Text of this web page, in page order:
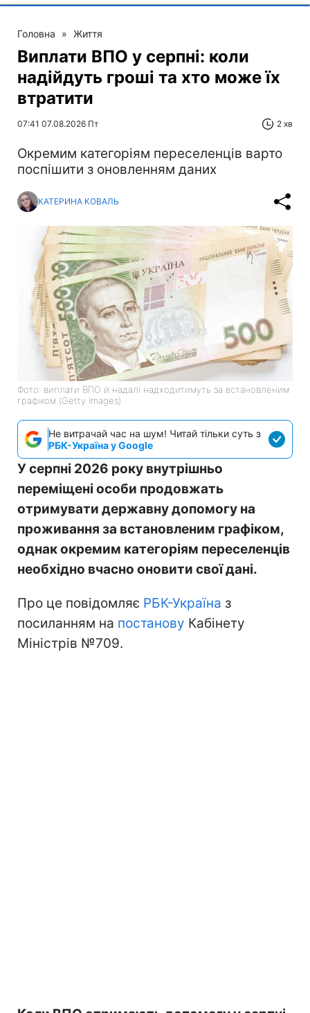
Головна » Життя
Виплати ВПО у серпні: коли
надійдуть гроші та хто може їх
втратити
07:41 07.08.2026 Пт 2 хв
Окремим категоріям переселенців варто
поспішити з оновленням даних
КАТЕРИНА КОВАЛЬ
Фото: виплати ВПО й надалі надходитимуть за встановленим
графіком (Getty Images)
Не витрачай час на шум! Читай тільки суть з
РБК-Україна у Google
У серпні 2026 року внутрішньо
переміщені особи продовжать
отримувати державну допомогу на
проживання за встановленим графіком,
однак окремим категоріям переселенців
необхідно вчасно оновити свої дані.
Про це повідомляє РБК-Україна з
посиланням на постанову Кабінету
Міністрів №709.